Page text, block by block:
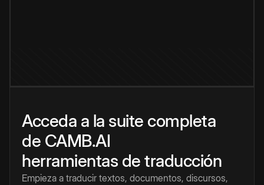
Acceda a la suite completa
de CAMB.AI
herramientas de traducción
Empieza a traducir textos, documentos, discursos,